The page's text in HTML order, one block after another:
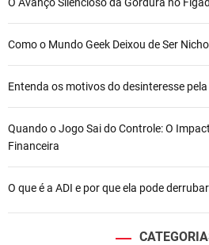
Como o Mundo Geek Deixou de Ser
Entenda os motivos do desinteresse
Quando o Jogo Sai do Controle: O
Financeira
O que é a ADI e por que ela pode